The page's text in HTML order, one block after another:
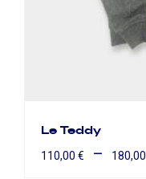
Le Teddy
110,00 € – 180,00